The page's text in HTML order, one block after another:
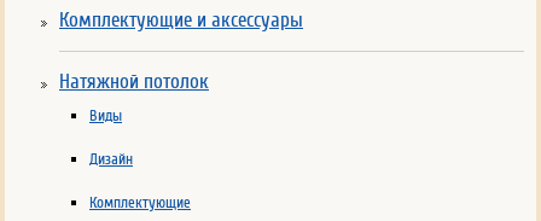
Комплектующие и аксессуары
Натяжной потолок
Виды
Дизайн
Комплектующие